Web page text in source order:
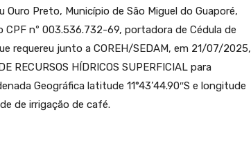
Preto, Município de São Miguel do Guaporé,
nº 003.536.732-69, portadora de Cédula de
requereu junto a COREH/SEDAM, em 21/07/2025,
RECURSOS HÍDRICOS SUPERFICIAL para
Geográfica latitude 11°43’44.90″S e longitude
de irrigação de café.